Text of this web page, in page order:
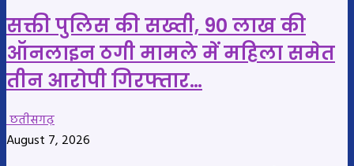
सक्ती पुलिस की सख्ती, 90 लाख की
ऑनलाइन ठगी मामले में महिला समेत
तीन आरोपी गिरफ्तार…
छतीसगढ़
August 7, 2026